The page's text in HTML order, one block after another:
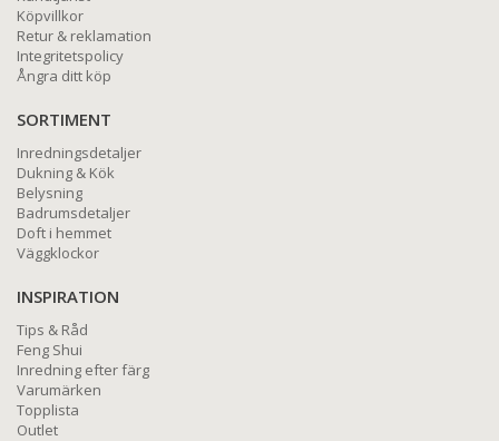
Köpvillkor
Retur & reklamation
Integritetspolicy
Ångra ditt köp
SORTIMENT
Inredningsdetaljer
Dukning & Kök
Belysning
Badrumsdetaljer
Doft i hemmet
Väggklockor
INSPIRATION
Tips & Råd
Feng Shui
Inredning efter färg
Varumärken
Topplista
Outlet